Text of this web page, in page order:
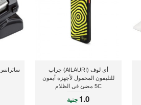
أى لوف (AILAURI) جراب
للتليفون المحمول لأجهزة أيفون
5C مضئ فى الظلام
1.0 جنية